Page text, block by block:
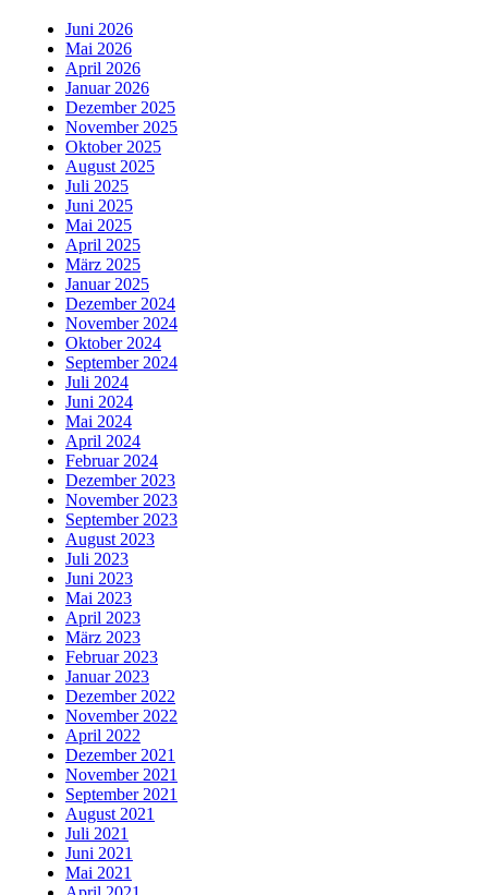
Juni 2026
Mai 2026
April 2026
Januar 2026
Dezember 2025
November 2025
Oktober 2025
August 2025
Juli 2025
Juni 2025
Mai 2025
April 2025
März 2025
Januar 2025
Dezember 2024
November 2024
Oktober 2024
September 2024
Juli 2024
Juni 2024
Mai 2024
April 2024
Februar 2024
Dezember 2023
November 2023
September 2023
August 2023
Juli 2023
Juni 2023
Mai 2023
April 2023
März 2023
Februar 2023
Januar 2023
Dezember 2022
November 2022
April 2022
Dezember 2021
November 2021
September 2021
August 2021
Juli 2021
Juni 2021
Mai 2021